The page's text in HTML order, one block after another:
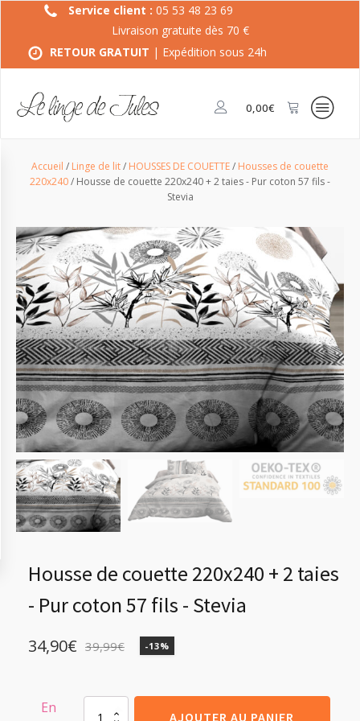
Service client : 05 53 48 23 69
Livraison gratuite dès 70 €
RETOUR GRATUIT | Expédition sous 24h
0,00€
Accueil / Linge de lit/ HOUSSES DE COUETTE/ Housses de couette
220x240/ Housse de couette 220x240 + 2 taies - Pur coton 57 fils -
Stevia
Housse de couette 220x240 + 2 taies
- Pur coton 57 fils - Stevia
39,99€
Le
initial
34,90€
Le
actuel
-13%
En
quantité
AJOUTER AU PANIER